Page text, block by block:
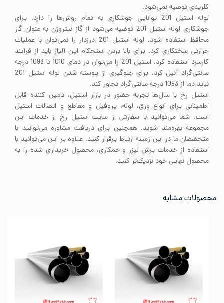
کلریدی توصیه نمی‌شود.
لوله استیل 201 توانایی جوشکاری به تمام روش‌ها را دارد. برای
جوشکاری لوله استیل 201 توضیه می‌شود از گاز نیتروژن به عنوان گاز
محافظ استفاده شود. لوله استیل 201 درزدار را نمی‌توان با عملیات
حرارتی سختکاری کرد. برای بالا بردن استحکام این آلیاژ باید از فرآیند
کارسرد استفاده کرد. استیل 201 را می‌توان در دمای 1010 تا 1093 درجه
سانتی‌گراد آنیل کرد. برای جلوگیری از پوسته شدن لوله استیل 201
نباید دما از 1093 درجه سانتی‌گراد تجاور کند.
استیل رخ با سال‌ها تجربه حضور در بازار استیل، تامین کننده قابل
اطمینانی برای انواع ورق، لوله، پروفیل و مقاطع و اتصالات استیل
است. شما می‌توانید با سفارش از سایت استیل رخ از خدمات این
مجموعه بهره‌مند شوید. همچنین برای دریافت مشاوره می‌توانید با
متخضضان ما در این زمینه ارتباط برقرار کنید. علاوه بر این می‌توانید با
استفاده از خدمات برش لیزر و خمکاری، محصول خریداری شده را به
محصول نهایی خود نزدیک‌تر کنید.
محصولات مشابه